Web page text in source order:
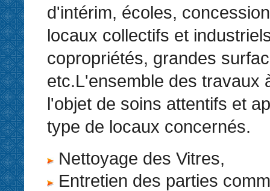
d'intérim, écoles,
locaux collectifs et
copropriétés, grandes
etc.L'ensemble des travaux
l'objet de soins attentifs et
type de locaux concernés.
Nettoyage des Vitres,
Entretien des parties